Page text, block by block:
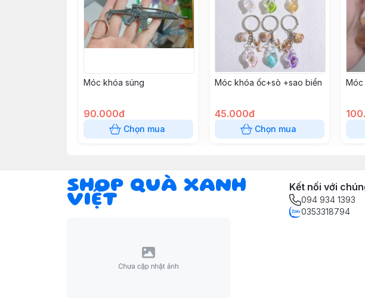
Móc khóa súng
90.000đ
Chọn mua
Móc khóa ốc+sò +sao biển
45.000đ
Chọn mua
Móc
SHOP QUÀ XANH
VIỆT
Kết nối với
094 934 1393
0353318794